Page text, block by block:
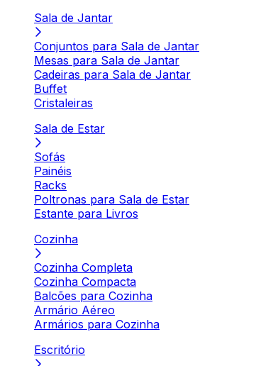
Sala de Jantar
Conjuntos para Sala de Jantar
Mesas para Sala de Jantar
Cadeiras para Sala de Jantar
Buffet
Cristaleiras
Sala de Estar
Sofás
Painéis
Racks
Poltronas para Sala de Estar
Estante para Livros
Cozinha
Cozinha Completa
Cozinha Compacta
Balcões para Cozinha
Armário Aéreo
Armários para Cozinha
Escritório